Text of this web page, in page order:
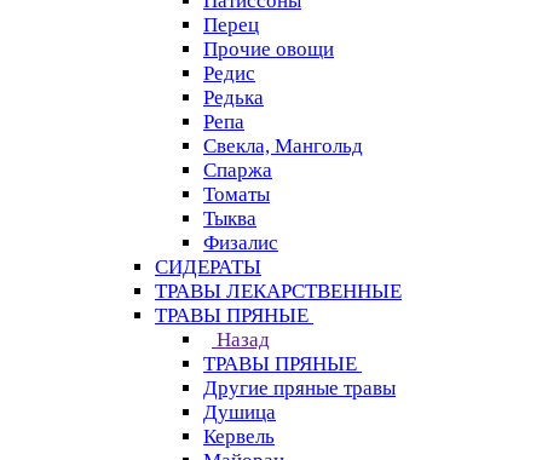
Перец
Прочие овощи
Редис
Редька
Репа
Свекла, Мангольд
Спаржа
Томаты
Тыква
Физалис
СИДЕРАТЫ
ТРАВЫ ЛЕКАРСТВЕННЫЕ
ТРАВЫ ПРЯНЫЕ
Назад
ТРАВЫ ПРЯНЫЕ
Другие пряные травы
Душица
Кервель